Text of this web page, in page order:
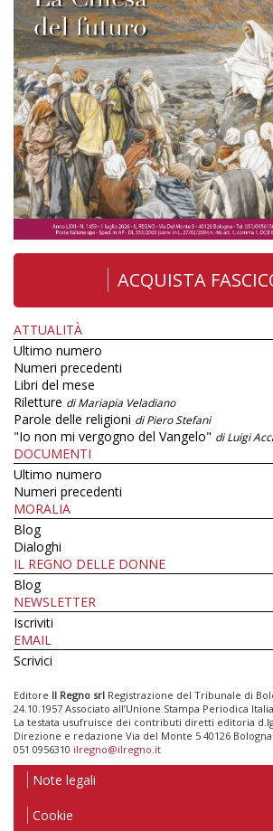
ACQUISTA
ATTUALITÀ
Ultimo numero
Numeri precedenti
Libri del mese
Riletture di Mariapia Veladiano
Parole delle religioni di Piero Stefani
"Io non mi vergogno del Vangelo" di Luigi
DOCUMENTI
Ultimo numero
Numeri precedenti
MORALIA
Blog
Dialoghi
IL REGNO DELLE DONNE
Blog
NEWSLETTER
Iscriviti
EMAIL
Scrivici
Editore Il Regno srl Registrazione del Tribunale di
24.10.1957 Associato all’Unione Stampa Periodica
La testata usufruisce dei contributi diretti editoria
Direzione e redazione Via del Monte 5 40126 Bologna
051 0956310 ilregno@ilregno.it
Note legali
Cookie